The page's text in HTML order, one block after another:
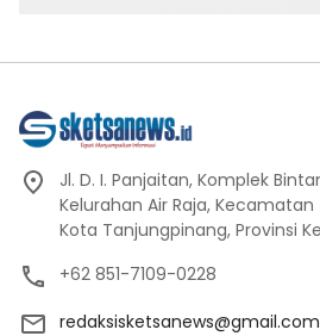
Jl. D. I. Panjaitan, Komplek
Kelurahan Air Raja,
Kota Tanjungpinang, Provinsi
+62 851-7109-0228
redaksisketsanews@gmail.com